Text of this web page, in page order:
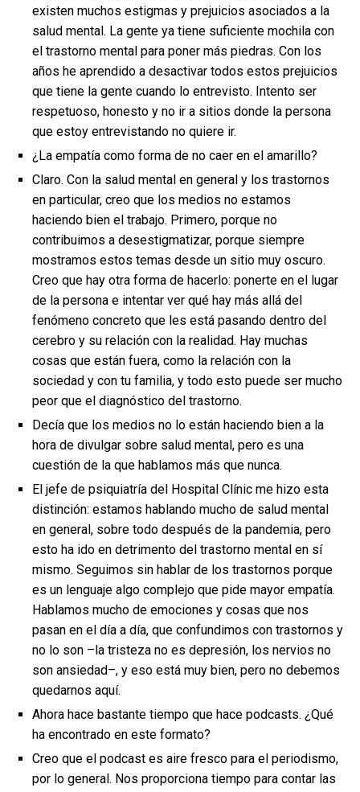
existen muchos estigmas y prejuicios asociados a la
salud mental. La gente ya tiene suficiente mochila con
el trastorno mental para poner más piedras. Con los
años he aprendido a desactivar todos estos prejuicios
que tiene la gente cuando lo entrevisto. Intento ser
respetuoso, honesto y no ir a sitios donde la persona
que estoy entrevistando no quiere ir.
¿La empatía como forma de no caer en el amarillo?
Claro. Con la salud mental en general y los trastornos
en particular, creo que los medios no estamos
haciendo bien el trabajo. Primero, porque no
contribuimos a desestigmatizar, porque siempre
mostramos estos temas desde un sitio muy oscuro.
Creo que hay otra forma de hacerlo: ponerte en el lugar
de la persona e intentar ver qué hay más allá del
fenómeno concreto que les está pasando dentro del
cerebro y su relación con la realidad. Hay muchas
cosas que están fuera, como la relación con la
sociedad y con tu familia, y todo esto puede ser mucho
peor que el diagnóstico del trastorno.
Decía que los medios no lo están haciendo bien a la
hora de divulgar sobre salud mental, pero es una
cuestión de la que hablamos más que nunca.
El jefe de psiquiatría del Hospital Clínic me hizo esta
distinción: estamos hablando mucho de salud mental
en general, sobre todo después de la pandemia, pero
esto ha ido en detrimento del trastorno mental en sí
mismo. Seguimos sin hablar de los trastornos porque
es un lenguaje algo complejo que pide mayor empatía.
Hablamos mucho de emociones y cosas que nos
pasan en el día a día, que confundimos con trastornos y
no lo son –la tristeza no es depresión, los nervios no
son ansiedad–, y eso está muy bien, pero no debemos
quedarnos aquí.
Ahora hace bastante tiempo que hace podcasts. ¿Qué
ha encontrado en este formato?
Creo que el podcast es aire fresco para el periodismo,
por lo general. Nos proporciona tiempo para contar las